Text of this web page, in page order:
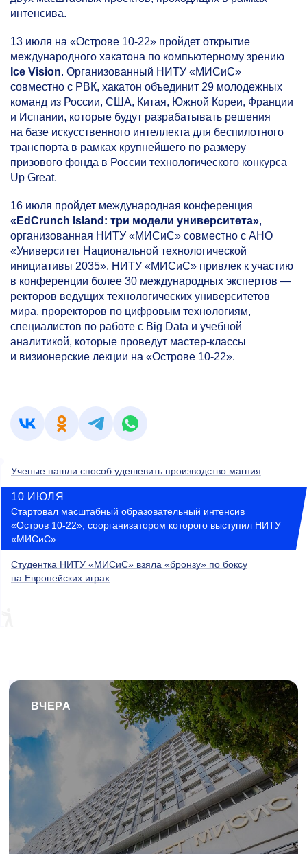
интенсива.
13 июля на «Острове 10-22» пройдет открытие
международного хакатона по компьютерному зрению
Ice Vision. Организованный НИТУ «МИСиС»
совместно с РВК, хакатон объединит 29 молодежных
команд из России, США, Китая, Южной Кореи, Франции
и Испании, которые будут разрабатывать решения
на базе искусственного интеллекта для беспилотного
транспорта в рамках крупнейшего по размеру
призового фонда в России технологического конкурса
Up Great.
16 июля пройдет международная конференция
«EdCrunch Island: три модели университета»,
организованная НИТУ «МИСиС» совместно с АНО
«Университет Национальной технологической
инициативы 2035». НИТУ «МИСиС» привлек к участию
в конференции более 30 международных экспертов —
ректоров ведущих технологических университетов
мира, проректоров по цифровым технологиям,
специалистов по работе с Big Data и учебной
аналитикой, которые проведут мастер-классы
и визионерские лекции на «Острове 10-22».
Ученые нашли способ удешевить производство магния
10 ИЮЛЯ
Стартовал масштабный образовательный интенсив
«Остров 10-22», соорганизатором которого выступил НИТУ
«МИСиС»
Студентка НИТУ «МИСиС» взяла «бронзу» по боксу
на Европейских играх
ВЧЕРА